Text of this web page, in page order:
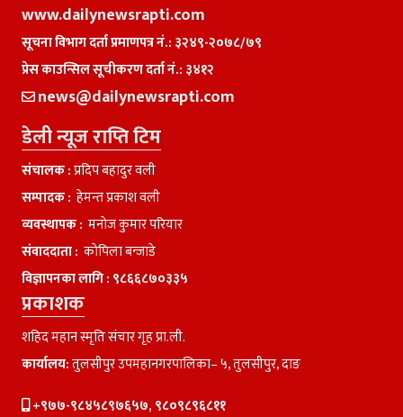
www.dailynewsrapti.com
सूचना विभाग दर्ता प्रमाणपत्र नं.: ३२४९-२०७८/७९
प्रेस काउन्सिल सूचीकरण दर्ता नं.: ३४१२
news@dailynewsrapti.com
डेली न्यूज राप्ति टिम
संचालक :प्रदिप बहादुर वली
सम्पादक : हेमन्त प्रकाश वली
व्यवस्थापक : मनाेज कुमार परियार
संवाददाता : काेपिला बन्जाडे
विज्ञापनका लागि : ९८६६८७०३३५
प्रकाशक
शहिद महान स्मृति संचार गृह प्रा.ली.
कार्यालय:तुलसीपुर उपमहानगरपालिका– ५, तुलसीपुर, दाङ
+९७७-९८४५८९७६५७, ९८०९८९६८११